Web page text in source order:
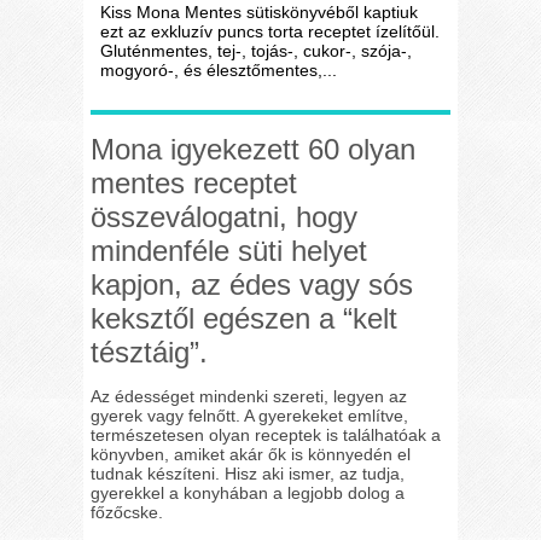
Kiss Mona Mentes sütiskönyvéből kaptiuk
ezt az exkluzív puncs torta receptet ízelítőül.
Gluténmentes, tej-, tojás-, cukor-, szója-,
mogyoró-, és élesztőmentes,...
Mona igyekezett 60 olyan
mentes receptet
összeválogatni, hogy
mindenféle süti helyet
kapjon, az édes vagy sós
keksztől egészen a “kelt
tésztáig”.
Az édességet mindenki szereti, legyen az
gyerek vagy felnőtt. A gyerekeket említve,
természetesen olyan receptek is találhatóak a
könyvben, amiket akár ők is könnyedén el
tudnak készíteni. Hisz aki ismer, az tudja,
gyerekkel a konyhában a legjobb dolog a
főzőcske.